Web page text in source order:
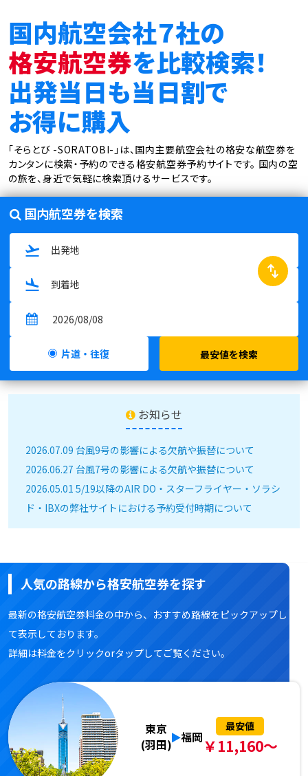
国内航空会社７社の
格安航空券を比較検索！
出発当日も当日割で
お得に購入
「そらとび -SORATOBI-」は、国内主要航空会社の格安な航空券を
カンタンに検索・予約のできる格安航空券予約サイトです。 国内の空
の旅を、身近で気軽に検索頂けるサービスです。
国内航空券を検索
swap_horiz
片道・往復 最安値を検索
お知らせ
2026.07.09 台風9号の影響による欠航や振替について
2026.06.27 台風7号の影響による欠航や振替について
2026.05.01 5/19以降のAIR DO・スターフライヤー・ソラシ
ド・IBXの弊社サイトにおける予約受付時期について
人気の路線から格安航空券を探す
最新の格安航空券料金の中から、おすすめ路線をピックアップし
て表示しております。
詳細は料金をクリックorタップしてご覧ください。
東京
(羽田) 福岡
最安値
￥11,160～